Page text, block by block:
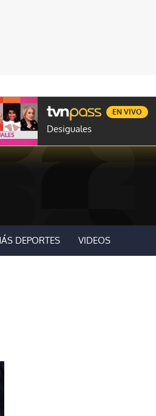
PROGRAMAS GENTE TVN
Desiguales
EN VIVO
DEPORTES VIDEOS